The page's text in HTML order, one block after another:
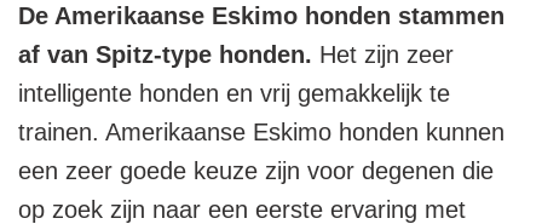
De Amerikaanse Eskimo honden stammen
af van Spitz-type honden. Het zijn zeer
intelligente honden en vrij gemakkelijk te
trainen. Amerikaanse Eskimo honden kunnen
een zeer goede keuze zijn voor degenen die
op zoek zijn naar een eerste ervaring met